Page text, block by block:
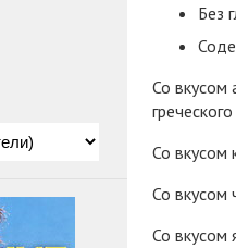
Без
Со вкусом
Со вкусом
Со вкусом
Со вкусом